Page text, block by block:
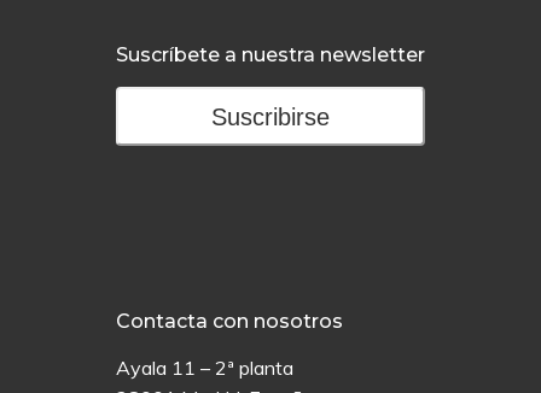
Suscríbete a nuestra newsletter
Suscribirse
Contacta con nosotros
Ayala 11 – 2ª planta